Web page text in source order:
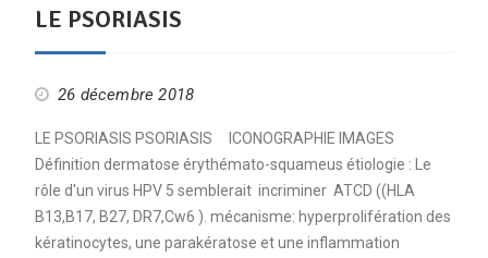
LE PSORIASIS
26 décembre 2018
LE PSORIASIS PSORIASIS ICONOGRAPHIE IMAGES
Définition dermatose érythémato-squameus étiologie : Le
rôle d'un virus HPV 5 semblerait incriminer ATCD ((HLA
B13,B17, B27, DR7,Cw6 ). mécanisme: hyperprolifération des
kératinocytes, une parakératose et une inflammation